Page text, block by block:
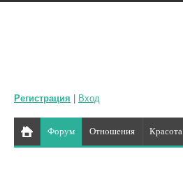
Регистрация Вход
Форум Отношения Красота